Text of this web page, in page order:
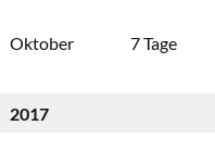
Oktober 7 Tage
2017